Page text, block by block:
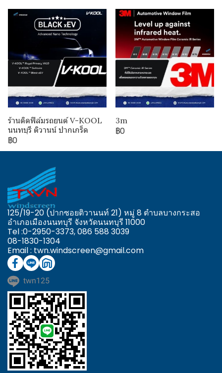
ร้านติดฟิล์มรถยนต์ V-KOOL
นนทบุรี ติวานน์ ปากเกร็ด
฿0
3m
฿0
125/19-20 (ปากซอยติวานนท์ 21) หมู่ 8 ตำบลบางกระสอ
อำเภอเมืองนนทบุรี จังหวัดนนทบุรี 11000
Tel :0-2950-3373,086 588 3039
08-1830-1304
Email : twn.windscreen@gmail.com
twn125